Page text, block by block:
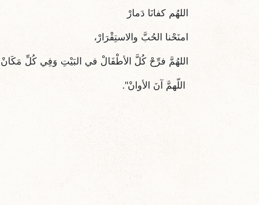
اللهُم كفانَا دَمارْ
امنَحْنا الحُبَّ والاستِقْرَارْ،
اللهُمَّ فرِّحْ كُلَّ الأطْفَالْ في البَيْتِ وَفِي كُلِّ مَكَانْ
اللّهمَّ آنَ الأوانْ".